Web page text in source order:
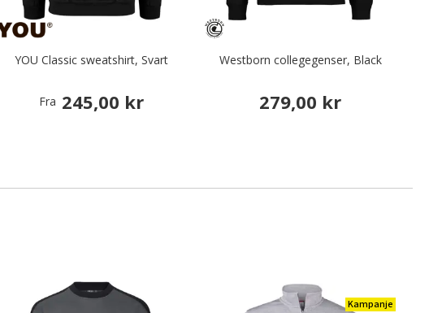
YOU Classic sweatshirt, Svart
Fra 245,00 kr
Westborn collegegenser, Black
279,00 kr
Kampanje